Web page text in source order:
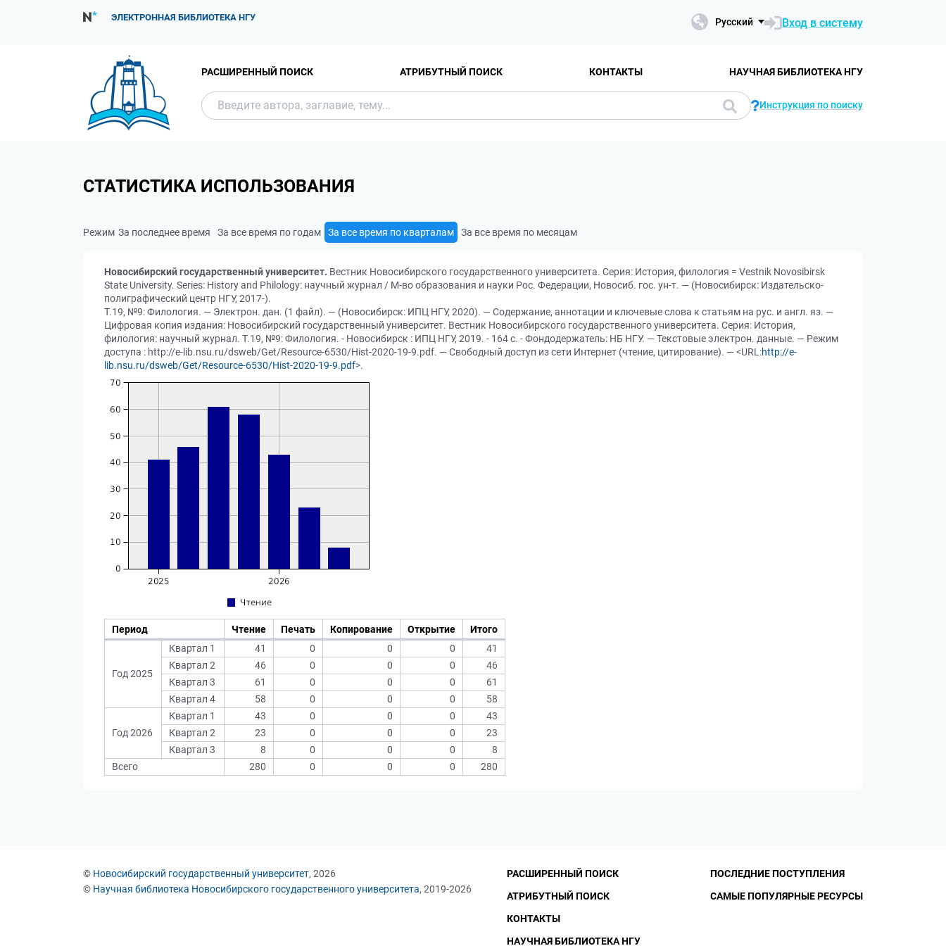
ЭЛЕКТРОННАЯ БИБЛИОТЕКА НГУ Русский Вход в систему
РАСШИРЕННЫЙ ПОИСК АТРИБУТНЫЙ ПОИСК КОНТАКТЫ НАУЧНАЯ БИБЛИОТЕКА НГУ
Инструкция по поиску
СТАТИСТИКА ИСПОЛЬЗОВАНИЯ
Режим За последнее время За все время по годам За все время по кварталам За все время по месяцам
Новосибирский государственный университет. Вестник Новосибирского государственного университета. Серия: История, филология = Vestnik Novosibirsk
State University. Series: History and Philology: научный журнал / М-во образования и науки Рос. Федерации, Новосиб. гос. ун-т. — (Новосибирск: Издательско-
полиграфический центр НГУ, 2017-).
Т.19, №9: Филология. — Электрон. дан. (1 файл). — (Новосибирск: ИПЦ НГУ, 2020). — Содержание, аннотации и ключевые слова к статьям на рус. и англ. яз. —
Цифровая копия издания: Новосибирский государственный университет. Вестник Новосибирского государственного университета. Серия: История,
филология: научный журнал. Т.19, №9: Филология. - Новосибирск : ИПЦ НГУ, 2019. - 164 с. - Фондодержатель: НБ НГУ. — Текстовые электрон. данные. — Режим
доступа : http://e-lib.nsu.ru/dsweb/Get/Resource-6530/Hist-2020-19-9.pdf. — Свободный доступ из сети Интернет (чтение, цитирование). — <URL:http://e-
lib.nsu.ru/dsweb/Get/Resource-6530/Hist-2020-19-9.pdf>.
Период Чтение Печать Копирование Открытие Итого
Год 2025
Квартал 1 41 0 0 0
41
Квартал 2
46 0 0 0
46
Квартал 3
61 0 0 0
61
Квартал 4
58 0 0 0 58
Год 2026
Квартал 1 43 0 0 0
43
Квартал 2
23 0 0 0
23
Квартал 3
8 0 0 0
8
Всего
280 0 0 0 280
© Новосибирский государственный университет, 2026
© Научная библиотека Новосибирского государственного университета, 2019-2026
РАСШИРЕННЫЙ ПОИСК
АТРИБУТНЫЙ ПОИСК
КОНТАКТЫ
НАУЧНАЯ БИБЛИОТЕКА НГУ
ПОСЛЕДНИЕ ПОСТУПЛЕНИЯ
САМЫЕ ПОПУЛЯРНЫЕ РЕСУРСЫ